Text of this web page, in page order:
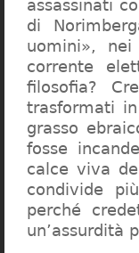
assassinati
di
uomini»,
corrente
filosofia?
trasformati
grasso
fosse
calce viva
condivide
perché
un’assurdità